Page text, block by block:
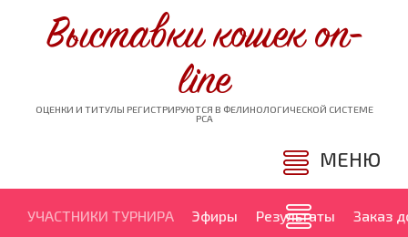
Выставки кошек on-
line
ОЦЕНКИ И ТИТУЛЫ РЕГИСТРИРУЮТСЯ В ФЕЛИНОЛОГИЧЕСКОЙ СИСТЕМЕ
PCA
МЕНЮ
УЧАСТНИКИ ТУРНИРА Эфиры Результаты Заказ